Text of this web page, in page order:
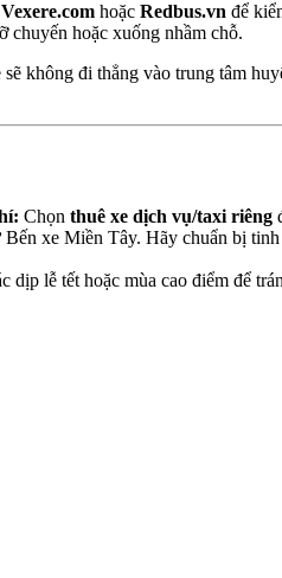
Vexere.com hoặc Redbus.vn để
chuyến hoặc xuống nhầm chỗ.
không đi thẳng vào trung tâm
Chọn thuê xe dịch vụ/taxi riêng
Bến xe Miền Tây. Hãy chuẩn bị
dịp lễ tết hoặc mùa cao điểm để